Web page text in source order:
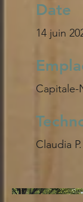
Date
14 juin
Capitale-
Claudia P.